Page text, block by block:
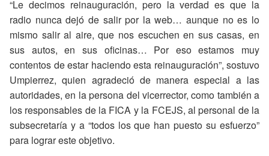
“Le decimos reinauguración, pero la verdad es que la
radio nunca dejó de salir por la web… aunque no es lo
mismo salir al aire, que nos escuchen en sus casas, en
sus autos, en sus oficinas… Por eso estamos muy
contentos de estar haciendo esta reinauguración”, sostuvo
Umpierrez, quien agradeció de manera especial a las
autoridades, en la persona del vicerrector, como también a
los responsables de la FICA y la FCEJS, al personal de la
subsecretaría y a “todos los que han puesto su esfuerzo”
para lograr este objetivo.